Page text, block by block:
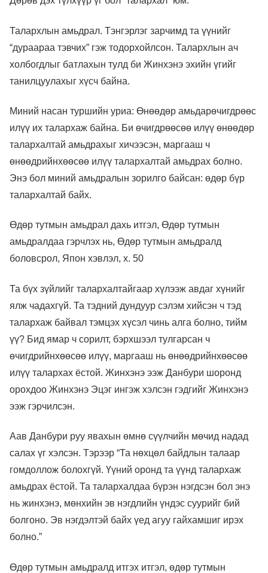
Талархлын амьдрал. Тэнгэрлэг зарчимд та үүнийг
“дураараа тэвчих” гэж тодорхойлсон. Талархлын ач
холбогдлыг батлахын тулд би Жинхэнэ эхийн үгийг
танилцуулахыг хүсч байна.
Миний насан туршийн уриа: Өнөөдөр амьдарөчигдрөөс
илүү их талархаж байна. Би өчигдрөөсөө илүү өнөөдөр
талархалтай амьдрахыг хичээсэн, маргааш ч
өнөөдрийнхөөсөө илүү талархалтай амьдрах болно.
Энэ бол миний амьдралын зорилго байсан: өдөр бүр
талархалтай байх.
Өдөр тутмын амьдрал дахь итгэл, Өдөр тутмын
амьдралдаа гэрчлэх нь, Өдөр тутмын амьдралд
боловсрол, Япон хэвлэл, х. 50
Та бүх зүйлийг талархалтайгаар хүлээж авдаг хүнийг
ялж чадахгүй. Та тэдний дундуур сэлэм хийсэн ч тэд
талархаж байвал тэмцэх хүсэл чинь алга болно, тийм
үү? Бид ямар ч сорилт, бэрхшээл тулгарсан ч
өчигдрийнхөөсөө илүү, маргааш нь өнөөдрийнхөөсөө
илүү талархах ёстой. Жинхэнэ ээж Данбури шоронд
орохдоо Жинхэнэ Эцэг ингэж хэлсэн гэдгийг Жинхэнэ
ээж гэрчилсэн.
Аав Данбури руу явахын өмнө сүүлчийн мөчид надад
салах үг хэлсэн. Тэрээр “Та нөхцөл байдлын талаар
гомдоллож болохгүй. Үүний оронд та үүнд талархаж
амьдрах ёстой. Та талархалдаа бүрэн нэгдсэн бол энэ
нь жинхэнэ, мөнхийн эв нэгдлийн үндэс суурийг бий
болгоно. Эв нэгдэлтэй байх үед агуу гайхамшиг ирэх
болно.”
Өдөр тутмын амьдралд итгэх итгэл, өдөр тутмын